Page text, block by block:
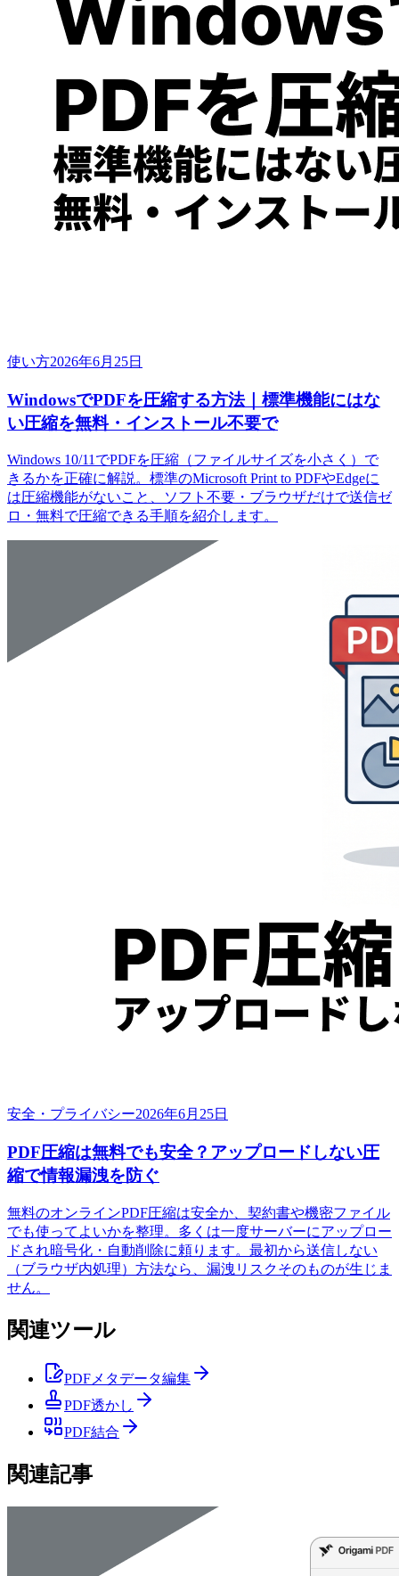
使い方2026年6月25日
WindowsでPDFを圧縮する方法｜標準機能にはな
い圧縮を無料・インストール不要で
Windows 10/11でPDFを圧縮（ファイルサイズを小さく）で
きるかを正確に解説。標準のMicrosoft Print to PDFやEdgeに
は圧縮機能がないこと、ソフト不要・ブラウザだけで送信ゼ
ロ・無料で圧縮できる手順を紹介します。
安全・プライバシー2026年6月25日
PDF圧縮は無料でも安全？アップロードしない圧
縮で情報漏洩を防ぐ
無料のオンラインPDF圧縮は安全か、契約書や機密ファイル
でも使ってよいかを整理。多くは一度サーバーにアップロー
ドされ暗号化・自動削除に頼ります。最初から送信しない
（ブラウザ内処理）方法なら、漏洩リスクそのものが生じま
せん。
関連ツール
PDFメタデータ編集
PDF透かし
PDF結合
関連記事